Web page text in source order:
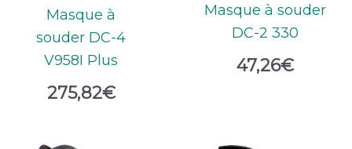
Masque à
souder DC-4
V958I Plus
275,82€
Masque à souder
DC-2 330
47,26€